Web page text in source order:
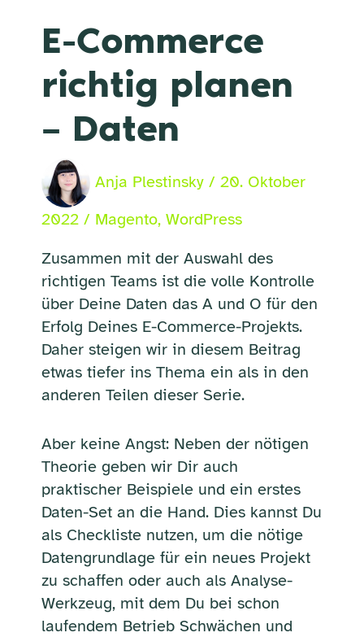
E-Commerce
richtig planen
– Daten
Anja Plestinsky / 20. Oktober
2022 / Magento, WordPress
Zusammen mit der Auswahl des
richtigen Teams ist die volle Kontrolle
über Deine Daten das A und O für den
Erfolg Deines E-Commerce-Projekts.
Daher steigen wir in diesem Beitrag
etwas tiefer ins Thema ein als in den
anderen Teilen dieser Serie.
Aber keine Angst: Neben der nötigen
Theorie geben wir Dir auch
praktischer Beispiele und ein erstes
Daten-Set an die Hand. Dies kannst Du
als Checkliste nutzen, um die nötige
Datengrundlage für ein neues Projekt
zu schaffen oder auch als Analyse-
Werkzeug, mit dem Du bei schon
laufendem Betrieb Schwächen und